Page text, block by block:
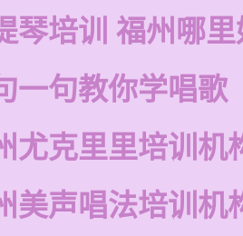
琴培训 福州哪
一句教你学唱歌
尤克里里培训机
美声唱法培训机